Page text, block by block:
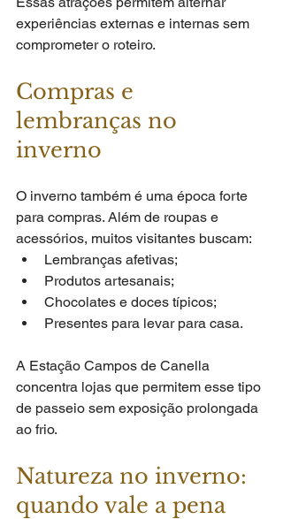
experiências externas e internas sem
comprometer o roteiro.
Compras e
lembranças no
inverno
O inverno também é uma época forte
para compras. Além de roupas e
acessórios, muitos visitantes buscam:
Lembranças afetivas;
Produtos artesanais;
Chocolates e doces típicos;
Presentes para levar para casa.
A Estação Campos de Canella
concentra lojas que permitem esse tipo
de passeio sem exposição prolongada
ao frio.
Natureza no inverno:
quando vale a pena